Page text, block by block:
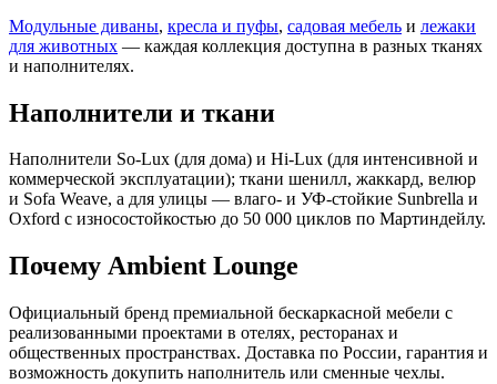
Модульные диваны, кресла и пуфы, садовая мебель и лежаки
для животных — каждая коллекция доступна в разных тканях
и наполнителях.
Наполнители и ткани
Наполнители So-Lux (для дома) и Hi-Lux (для интенсивной и
коммерческой эксплуатации); ткани шенилл, жаккард, велюр
и Sofa Weave, а для улицы — влаго- и УФ-стойкие Sunbrella и
Oxford с износостойкостью до 50 000 циклов по Мартиндейлу.
Почему Ambient Lounge
Официальный бренд премиальной бескаркасной мебели с
реализованными проектами в отелях, ресторанах и
общественных пространствах. Доставка по России, гарантия и
возможность докупить наполнитель или сменные чехлы.